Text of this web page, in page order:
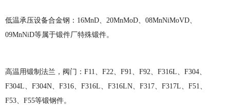
低温承压设备合金钢： 16MnD、20MnMoD、08MnNiMoVD、
09MnNiD等属于锻件厂特殊锻件。
高温用锻制法兰，阀门： F11、F22、F91、F92、F316L、F304、
F304L、F304N、F316、F316L、F316LN、F317、F317L、F51、
F53、F55等锻钢件。